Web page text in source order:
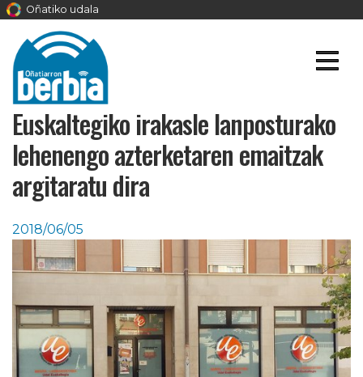
Oñatiko udala
Euskaltegiko irakasle lanposturako
lehenengo azterketaren emaitzak
argitaratu dira
2018/06/05